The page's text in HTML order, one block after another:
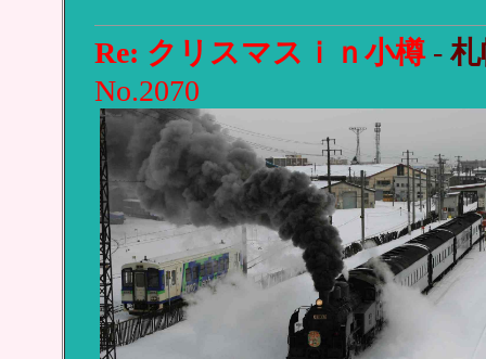
Re: クリスマスｉｎ小樽-
No.2070